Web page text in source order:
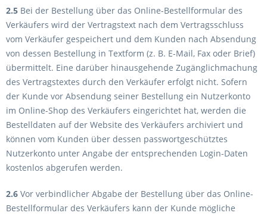
2.5 Bei der Bestellung über das Online-Bestellformular des
Verkäufers wird der Vertragstext nach dem Vertragsschluss
vom Verkäufer gespeichert und dem Kunden nach Absendung
von dessen Bestellung in Textform (z. B. E-Mail, Fax oder Brief)
übermittelt. Eine darüber hinausgehende Zugänglichmachung
des Vertragstextes durch den Verkäufer erfolgt nicht. Sofern
der Kunde vor Absendung seiner Bestellung ein Nutzerkonto
im Online-Shop des Verkäufers eingerichtet hat, werden die
Bestelldaten auf der Website des Verkäufers archiviert und
können vom Kunden über dessen passwortgeschütztes
Nutzerkonto unter Angabe der entsprechenden Login-Daten
kostenlos abgerufen werden.
2.6 Vor verbindlicher Abgabe der Bestellung über das Online-
Bestellformular des Verkäufers kann der Kunde mögliche